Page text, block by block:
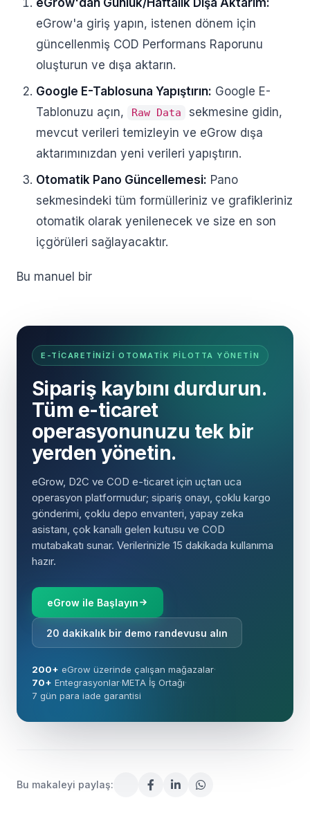
eGrow'dan Günlük/Haftalık Dışa Aktarım:
eGrow'a giriş yapın, istenen dönem için
güncellenmiş COD Performans Raporunu
oluşturun ve dışa aktarın.
Google E-Tablosuna Yapıştırın: Google E-
Tablonuzu açın,
Raw Data
sekmesine gidin,
mevcut verileri temizleyin ve eGrow dışa
aktarımınızdan yeni verileri yapıştırın.
Otomatik Pano Güncellemesi: Pano
sekmesindeki tüm formülleriniz ve grafikleriniz
otomatik olarak yenilenecek ve size en son
içgörüleri sağlayacaktır.
Bu manuel bir
E-TICARETINIZI OTOMATIK PILOTTA YÖNETIN
Sipariş kaybını durdurun.
Tüm e-ticaret
operasyonunuzu tek bir
yerden yönetin.
eGrow, D2C ve COD e-ticaret için uçtan uca
operasyon platformudur; sipariş onayı, çoklu kargo
gönderimi, çoklu depo envanteri, yapay zeka
asistanı, çok kanallı gelen kutusu ve COD
mutabakatı sunar. Verilerinizle 15 dakikada kullanıma
hazır.
eGrow ile Başlayın
20 dakikalık bir demo randevusu alın
200+ eGrow üzerinde çalışan mağazalar·
70+ Entegrasyonlar·META İş Ortağı·
7 gün para iade garantisi
Bu makaleyi paylaş: